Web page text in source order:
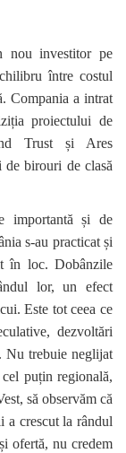
nou investitor pe
între costul
Compania a intrat
proiectului de
Trust și Ares
birouri de clasă
importantă și de
s-au practicat și
în loc. Dobânzile
lor, un efect
Este tot ceea ce
dezvoltări
Nu trebuie neglijat
puțin regională,
să observăm că
a crescut la rândul
ofertă, nu credem